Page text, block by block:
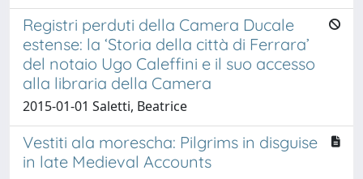
Registri perduti della Camera Ducale
estense: la ‘Storia della città di Ferrara’
del notaio Ugo Caleffini e il suo accesso
alla libraria della Camera
2015-01-01 Saletti, Beatrice
Vestiti ala morescha: Pilgrims in disguise
in late Medieval Accounts